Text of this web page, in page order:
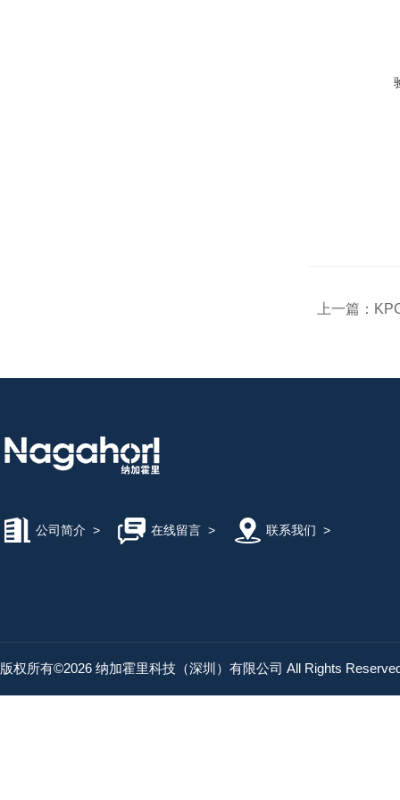
上一篇：
公司简介 > 在线留言> 联系我们 >
版权所有©2026 纳加霍里科技（深圳）有限公司 All Rights